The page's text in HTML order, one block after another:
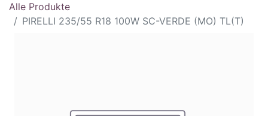
Alle Produkte
PIRELLI 235/55 R18 100W SC-VERDE (MO) TL(T)